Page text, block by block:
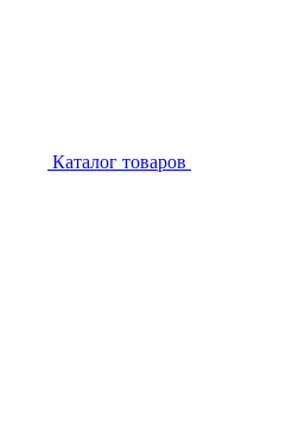
Каталог товаров